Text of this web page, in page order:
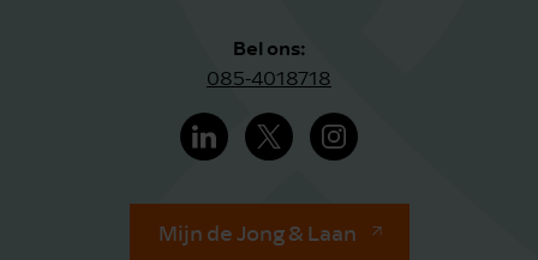
Bel ons:
085-4018718
Mijn de Jong & Laan